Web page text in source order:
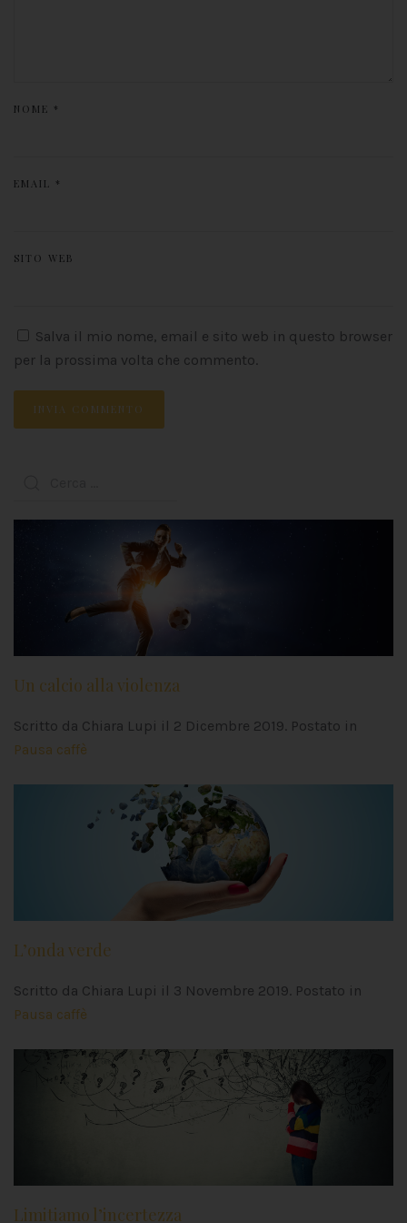
NOME *
EMAIL *
SITO WEB
Salva il mio nome, email e sito web in questo browser
per la prossima volta che commento.
INVIA COMMENTO
Un calcio alla violenza
Scritto da Chiara Lupi il 2 Dicembre 2019. Postato in
Pausa caffè
L’onda verde
Scritto da Chiara Lupi il 3 Novembre 2019. Postato in
Pausa caffè
Limitiamo l’incertezza